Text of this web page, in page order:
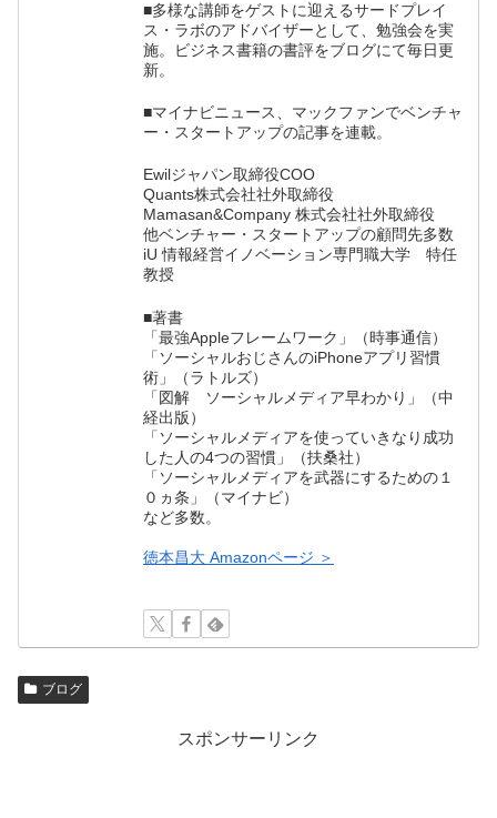
■多様な講師をゲストに迎えるサードプレイ
ス・ラボのアドバイザーとして、勉強会を実
施。ビジネス書籍の書評をブログにて毎日更
新。
■マイナビニュース、マックファンでベンチャ
ー・スタートアップの記事を連載。
Ewilジャパン取締役COO
Quants株式会社社外取締役
Mamasan&Company 株式会社社外取締役
他ベンチャー・スタートアップの顧問先多数
iU 情報経営イノベーション専門職大学 特任
教授
■著書
「最強Appleフレームワーク」（時事通信）
「ソーシャルおじさんのiPhoneアプリ習慣
術」（ラトルズ）
「図解 ソーシャルメディア早わかり」（中
経出版）
「ソーシャルメディアを使っていきなり成功
した人の4つの習慣」（扶桑社）
「ソーシャルメディアを武器にするための１
０ヵ条」（マイナビ）
など多数。
徳本昌大 Amazonページ ＞
ブログ
スポンサーリンク